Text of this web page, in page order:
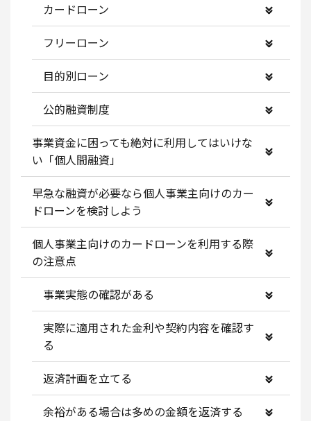
カードローン
フリーローン
目的別ローン
公的融資制度
事業資金に困っても絶対に利用してはいけな
い「個人間融資」
早急な融資が必要なら個人事業主向けのカー
ドローンを検討しよう
個人事業主向けのカードローンを利用する際
の注意点
事業実態の確認がある
実際に適用された金利や契約内容を確認す
る
返済計画を立てる
余裕がある場合は多めの金額を返済する